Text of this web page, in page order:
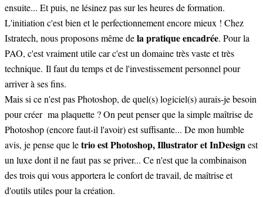
ensuite... Et puis, ne lésinez pas sur les heures de formation.
L'initiation c'est bien et le perfectionnement encore mieux ! Chez
Istratech, nous proposons même dela pratique encadrée. Pour la
PAO, c'est vraiment utile car c'est un domaine très vaste et très
technique. Il faut du temps et de l'investissement personnel pour
arriver à ses fins.
Mais si ce n'est pas Photoshop, de quel(s) logiciel(s) aurais-je besoin
pour créer ma plaquette ? On peut penser que la simple maîtrise de
Photoshop (encore faut-il l'avoir) est suffisante... De mon humble
avis, je pense que letrio est Photoshop, Illustrator et InDesignest
un luxe dont il ne faut pas se priver... Ce n'est que la combinaison
des trois qui vous apportera le confort de travail, de maîtrise et
d'outils utiles pour la création.